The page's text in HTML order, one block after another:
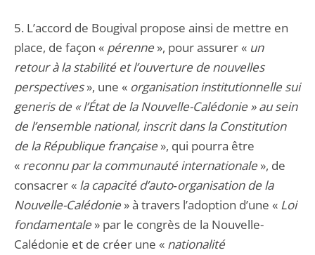
5. L’accord de Bougival propose ainsi de mettre en
place, de façon « pérenne », pour assurer « un
retour à la stabilité et l’ouverture de nouvelles
perspectives», une « organisation institutionnelle sui
generis de « l’État de la Nouvelle-Calédonie » au sein
de l’ensemble national, inscrit dans la Constitution
de la République française », qui pourra être
« reconnu par la communauté internationale », de
consacrer « la capacité d’auto‑organisation de la
Nouvelle-Calédonie » à travers l’adoption d’une « Loi
fondamentale » par le congrès de la Nouvelle-
Calédonie et de créer une « nationalité